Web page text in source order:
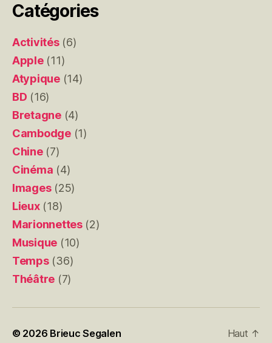
Catégories
Activités(6)
Apple(11)
Atypique(14)
BD (16)
Bretagne(4)
Cambodge(1)
Chine(7)
Cinéma (4)
Images(25)
Lieux(18)
Marionnettes(2)
Musique (10)
Temps(36)
Théâtre (7)
© 2026 Brieuc Segalen Haut ↑